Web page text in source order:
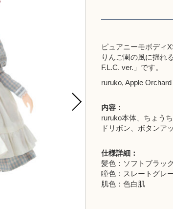
ピュアニーモボディ
りんご園の風に揺れ
F.L.C. ver.」です。
ruruko, Apple Orchard
内容：
ruruko本体、ちょう
ドリボン、ボタンア
仕様詳細：
髪色：ソフトブラック
瞳色：スレートグレ
肌色：色白肌